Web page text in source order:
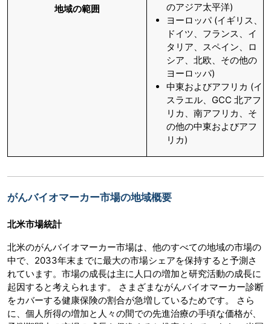
地域の範囲
のアジア太平洋)
ヨーロッパ (イギリス、
ドイツ、フランス、イ
タリア、スペイン、ロ
シア、北欧、その他の
ヨーロッパ)
中東およびアフリカ (イ
スラエル、GCC 北アフ
リカ、南アフリカ、そ
の他の中東およびアフ
リカ)
がんバイオマーカー市場の地域概要
北米市場統計
北米のがんバイオマーカー市場は、他のすべての地域の市場の
中で、2033年末までに最大の市場シェアを保持すると予測さ
れています。市場の成長は主に人口の増加と研究活動の成長に
起因すると考えられます。 さまざまながんバイオマーカー診断
をカバーする健康保険の割合が急増しているためです。 さら
に、個人所得の増加と人々の間での先進治療の手頃な価格が、